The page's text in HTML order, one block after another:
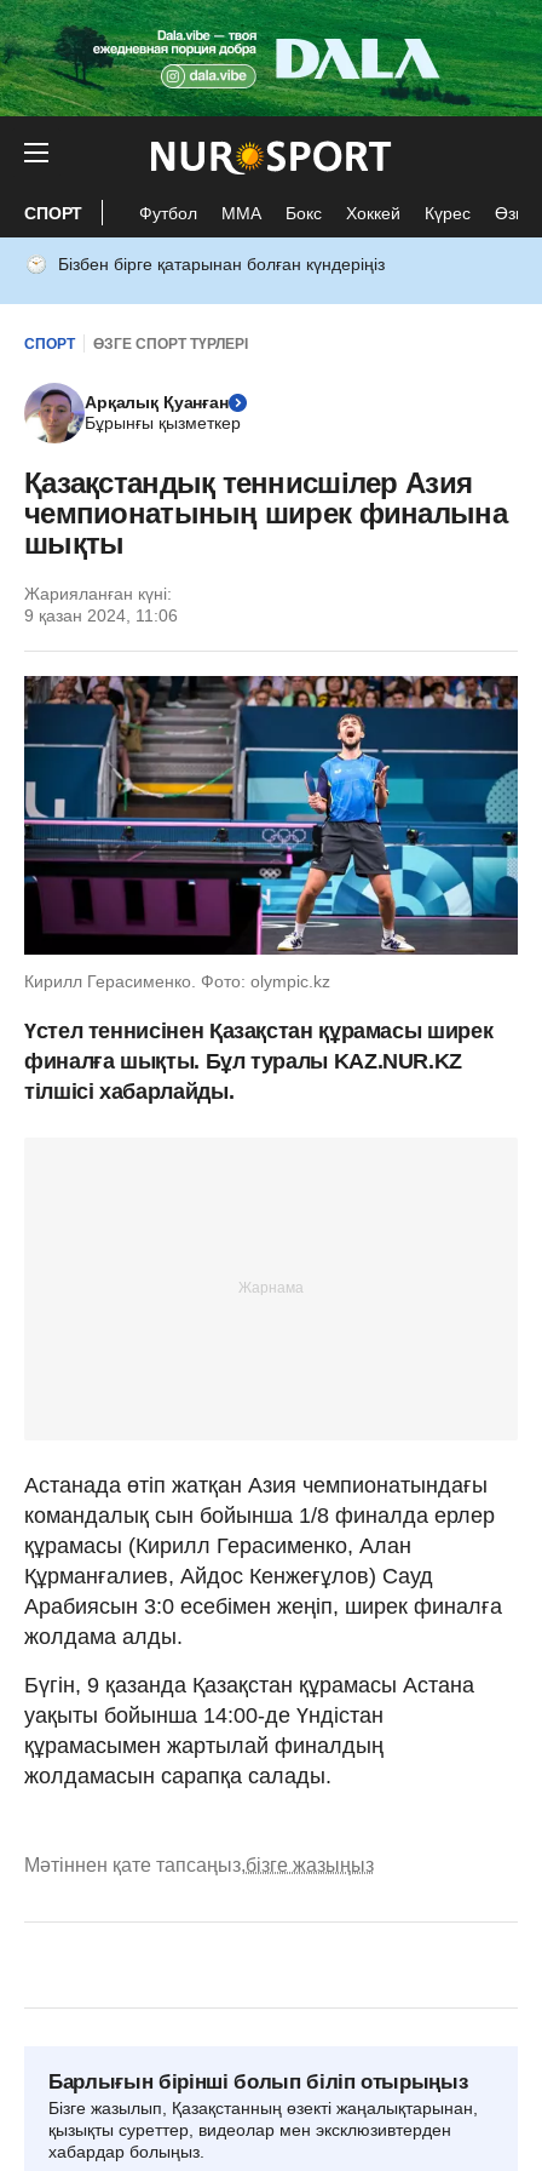
СПОРТ Футбол ММА Бокс Хоккей Күрес Өзге
Бізбен бірге қатарынан болған күндеріңіз
СПОРТ ӨЗГЕ СПОРТ ТҮРЛЕРІ
Арқалық Қуанған
Бұрынғы қызметкер
Қазақстандық теннисшілер Азия
чемпионатының ширек финалына
шықты
Жарияланған күні:
9 қазан 2024, 11:06
Кирилл Герасименко. Фото: olympic.kz
Үстел теннисінен Қазақстан құрамасы ширек
финалға шықты. Бұл туралы KAZ.NUR.KZ
тілшісі хабарлайды.
Астанада өтіп жатқан Азия чемпионатындағы
командалық сын бойынша 1/8 финалда ерлер
құрамасы (Кирилл Герасименко, Алан
Құрманғалиев, Айдос Кенжеғұлов) Сауд
Арабиясын 3:0 есебімен жеңіп, ширек финалға
жолдама алды.
Бүгін, 9 қазанда Қазақстан құрамасы Астана
уақыты бойынша 14:00-де Үндістан
құрамасымен жартылай финалдың
жолдамасын сарапқа салады.
Мәтіннен қате тапсаңыз,бізге жазыңыз
Барлығын бірінші болып біліп отырыңыз
Бізге жазылып, Қазақстанның өзекті жаңалықтарынан,
қызықты суреттер, видеолар мен эксклюзивтерден
хабардар болыңыз.